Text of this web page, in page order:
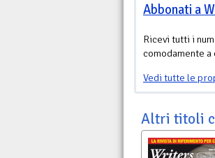
Abbonati a
Ricevi tutti i
comodamente a
Vedi tutte le
Altri titoli